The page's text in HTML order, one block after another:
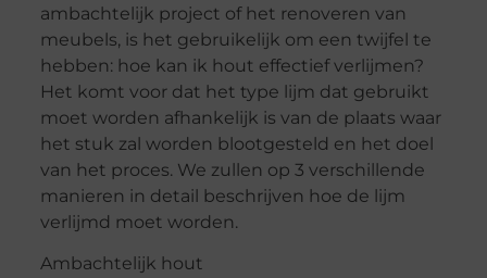
ambachtelijk project of het renoveren van
meubels, is het gebruikelijk om een twijfel te
hebben: hoe kan ik hout effectief verlijmen?
Het komt voor dat het type lijm dat gebruikt
moet worden afhankelijk is van de plaats waar
het stuk zal worden blootgesteld en het doel
van het proces. We zullen op 3 verschillende
manieren in detail beschrijven hoe de lijm
verlijmd moet worden.
Ambachtelijk hout